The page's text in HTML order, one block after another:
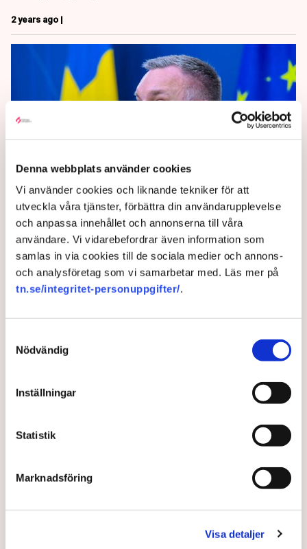
Denna webbplats använder cookies
Vi använder cookies och liknande tekniker för att
utveckla våra tjänster, förbättra din användarupplevelse
och anpassa innehållet och annonserna till våra
användare. Vi vidarebefordrar även information som
samlas in via cookies till de sociala medier och annons-
och analysföretag som vi samarbetar med. Läs mer på
tn.se/integritet-personuppgifter/.
Nödvändig
Inställningar
Statistik
Marknadsföring
Visa detaljer
2 years ago |
Politisk glädje efter EU:s AI-
besked – ”positivt för svensk
konkurrenskraft”
väntar nya lagtexter. Den som bryter mot de
är mycket angeläget att EU kommer fram med